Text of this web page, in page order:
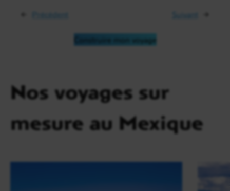
← Suivant →
Construire mon voyage
Nos voyages sur
mesure au Mexique